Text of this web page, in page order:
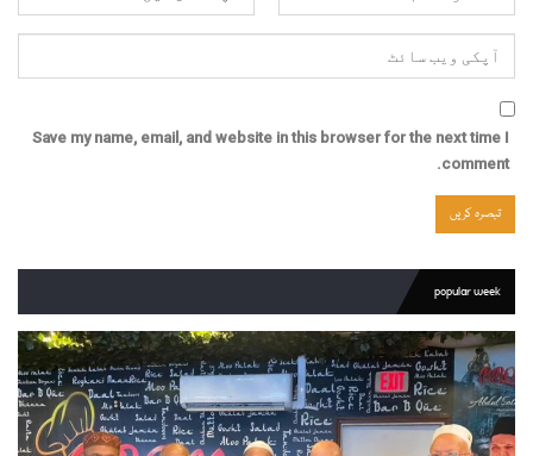
Save my name, email, and website in this browser for the next time I
comment.
popular week